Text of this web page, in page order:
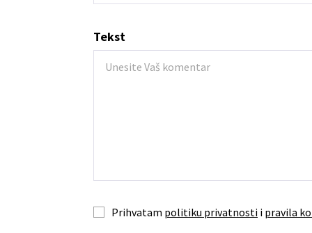
Tekst
Prihvatam politiku privatnosti i pravila